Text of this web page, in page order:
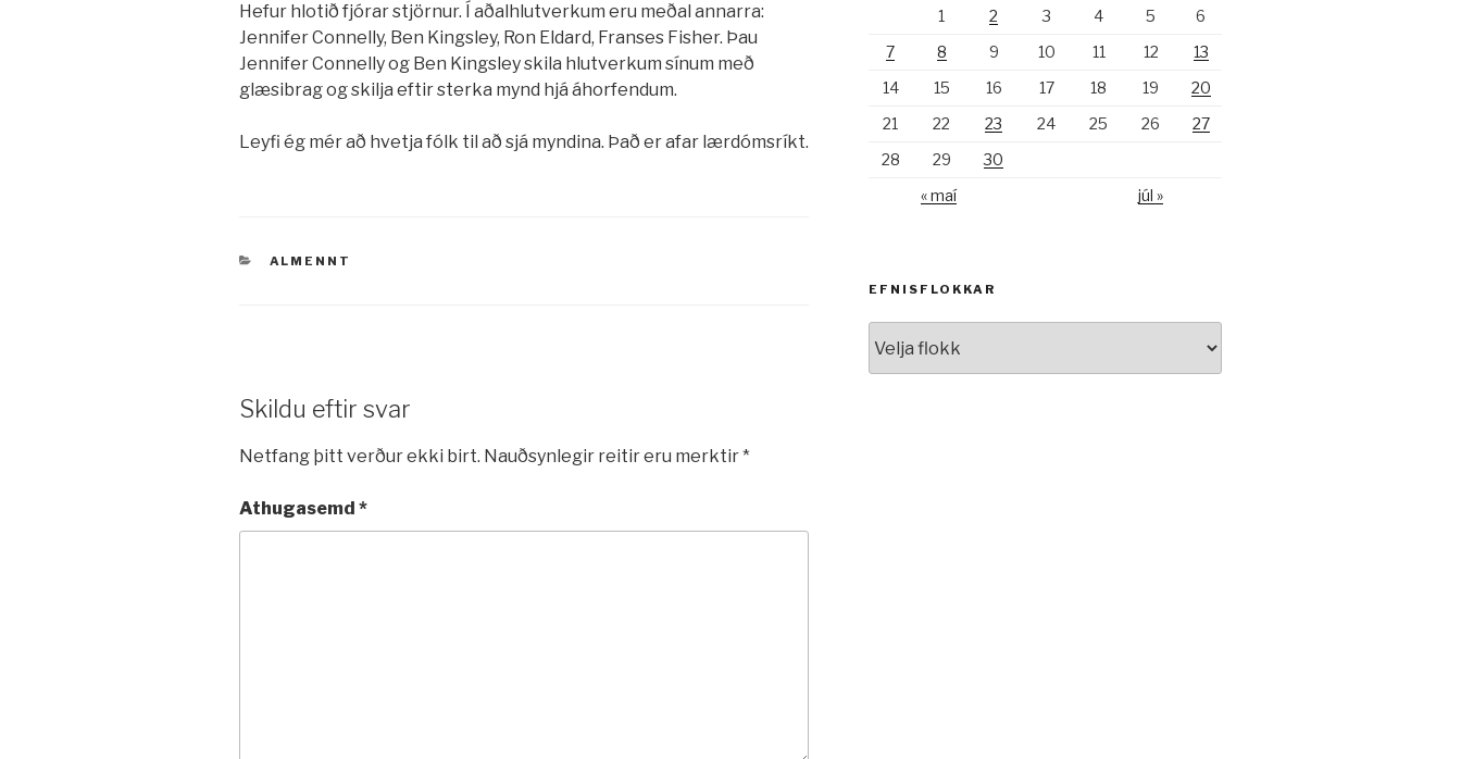
Hefur hlotið fjórar stjörnur. Í aðalhlutverkum eru meðal annarra:
Jennifer Connelly, Ben Kingsley, Ron Eldard, Franses Fisher. Þau
Jennifer Connelly og Ben Kingsley skila hlutverkum sínum með
glæsibrag og skilja eftir sterka mynd hjá áhorfendum.
Leyfi ég mér að hvetja fólk til að sjá myndina. Það er afar lærdómsríkt.
VÖRUFLOKKAR
ALMENNT
Skildu eftir svar
Netfang þitt verður ekki birt. Nauðsynlegir reitir eru merktir*
Athugasemd *
1 2 3 4 5
6
7
8 9 10 11 12
13
14
15 16 17 18 19
20
21
22 23 24 25 26
27
28
29
30
« maí
júl »
EFNISFLOKKAR